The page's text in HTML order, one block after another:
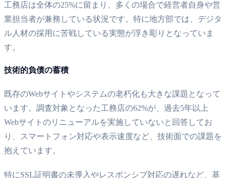
工務店は全体の25%に留まり、多くの場合で経営者自身や営
業担当者が兼務している状況です。特に地方部では、デジタ
ル人材の採用に苦戦している実態が浮き彫りとなっていま
す。
技術的負債の蓄積
既存のWebサイトやシステムの老朽化も大きな課題となって
います。調査対象となった工務店の62%が、過去5年以上
Webサイトのリニューアルを実施していないと回答してお
り、スマートフォン対応や表示速度など、技術面での課題を
抱えています。
特にSSL証明書の未導入やレスポンシブ対応の遅れなど、基